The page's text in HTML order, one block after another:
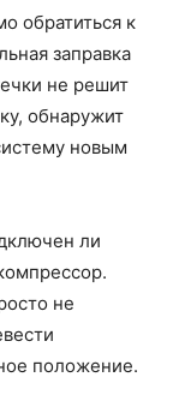
обратиться к
заправка
не решит
обнаружит
новым
ли
не
положение.